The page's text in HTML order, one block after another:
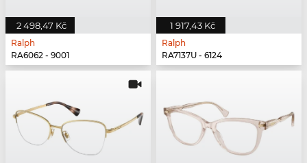
2 498,47 Kč
Ralph
RA6062 - 9001
1 917,43 Kč
Ralph
RA7137U - 6124